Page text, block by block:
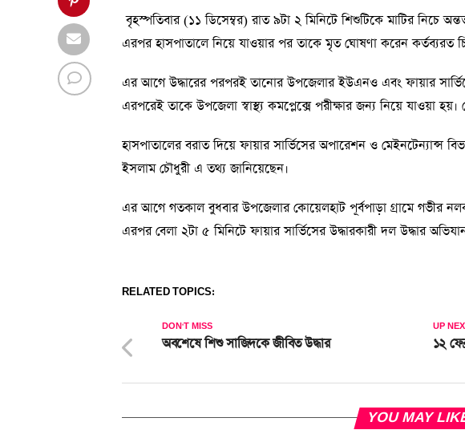
বৃহস্পতিবার (১১ ডিসেম্বর) রাত ৯টা ২ মিনিটে শিশুটিকে মাটির নিচে
এরপর হাসপাতালে নিয়ে যাওয়ার পর তাকে মৃত ঘোষণা করেন কর্তব্যরত
এর আগে উদ্ধারের পরপরই তানোর উপজেলার ইউএনও এবং ফায়ার
এরপরেই তাকে উপজেলা স্বাস্থ্য কমপ্লেক্সে পরীক্ষার জন্য নিয়ে যাওয়া
হাসপাতালের বরাত দিয়ে ফায়ার সার্ভিসের অপারেশন ও মেইনটেন্যান্স
ইসলাম চৌধুরী এ তথ্য জানিয়েছেন।
এর আগে গতকাল বুধবার উপজেলার কোয়েলহাট পূর্বপাড়া গ্রামে গভীর
এরপর বেলা ২টা ৫ মিনিটে ফায়ার সার্ভিসের উদ্ধারকারী দল উদ্ধার
RELATED TOPICS:
UP
১২
DON'T MISS
অবশেষে শিশু সাজিদকে জীবিত উদ্ধার
YOU MAY